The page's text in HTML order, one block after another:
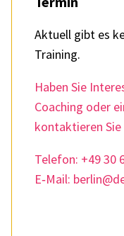
Aktu­ell gibt es
Trai­ning.
Haben Sie
Coaching oder
kontak­tie­ren Sie
Tele­fon: +49 30
E‑Mail: